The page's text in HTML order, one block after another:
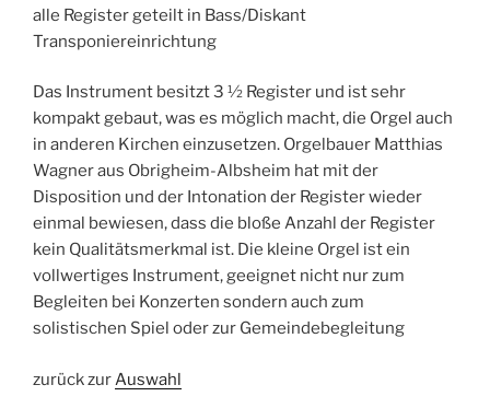
alle Register geteilt in Bass/Diskant
Transponiereinrichtung
Das Instrument besitzt 3 ½ Register und ist sehr
kompakt gebaut, was es möglich macht, die Orgel auch
in anderen Kirchen einzusetzen. Orgelbauer Matthias
Wagner aus Obrigheim-Albsheim hat mit der
Disposition und der Intonation der Register wieder
einmal bewiesen, dass die bloße Anzahl der Register
kein Qualitätsmerkmal ist. Die kleine Orgel ist ein
vollwertiges Instrument, geeignet nicht nur zum
Begleiten bei Konzerten sondern auch zum
solistischen Spiel oder zur Gemeindebegleitung
zurück zurAuswahl